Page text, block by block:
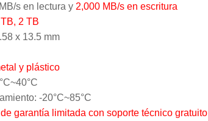
s en lectura y 2,000 MB/s en escritura
2 TB
x 13.5 mm
y plástico
-20°C~85°C
garantía limitada con soporte técnico gratuito